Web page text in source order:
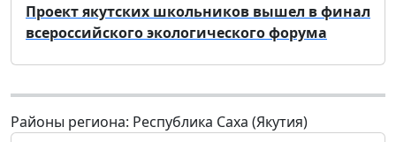
Проект якутских школьников вышел в финал
всероссийского экологического форума
Районы региона: Республика Саха (Якутия)